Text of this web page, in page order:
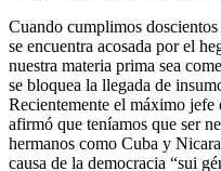
Cuando cumplimos
se encuentra acosada por el
nuestra materia prima sea
se bloquea la llegada de
Recientemente el máximo
afirmó que teníamos que ser
hermanos como Cuba y
causa de la democracia “sui